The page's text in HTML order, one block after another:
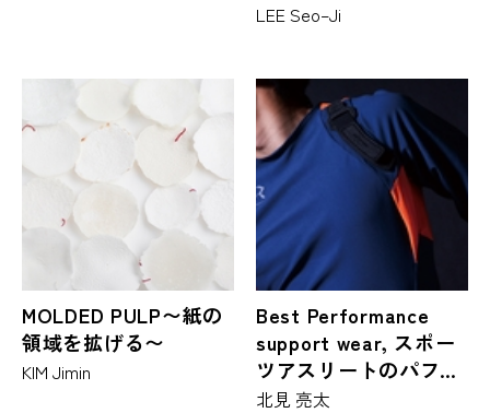
LEE Seo–Ji
MOLDED PULP〜紙の
領域を拡げる〜
KIM Jimin
Best Performance
support wear, スポー
ツアスリートのパフォ
ーマンスを向上させる
北見 亮太